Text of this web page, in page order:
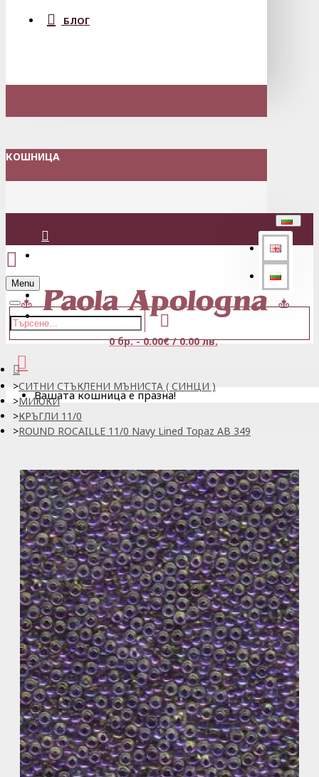
БЛОГ
КОШНИЦА
Регистрация
Menu
0 бр. - 0.00€ / 0.00 лв.
Вашата кошница е празна!
СИТНИ СТЪКЛЕНИ МЪНИСТА ( СИНЦИ )
МИЮКИ
КРЪГЛИ 11/0
ROUND ROCAILLE 11/0 Navy Lined Topaz AB 349